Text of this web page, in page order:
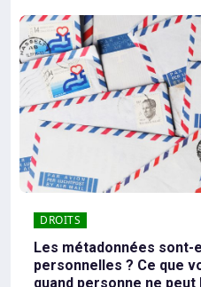
DROITS
Les métadonnées sont-
personnelles ? Ce que
quand personne ne peut